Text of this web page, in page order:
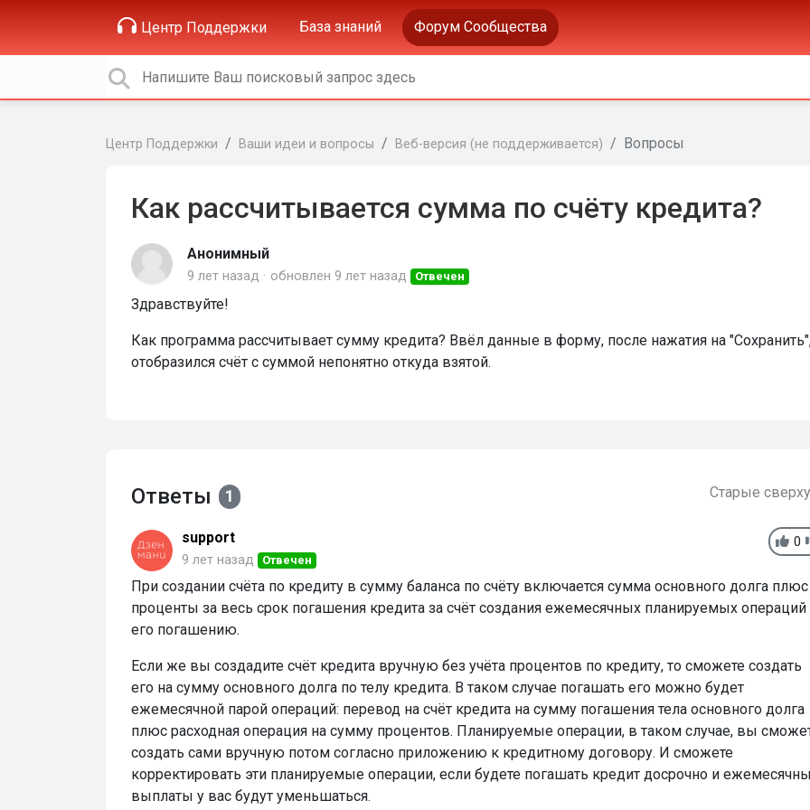
Центр Поддержки База знаний Форум Сообщества
Центр Поддержки Ваши идеи и вопросы Веб-версия (не поддерживается) Вопросы
Как рассчитывается сумма по счёту кредита?
Анонимный
9 лет назад обновлен 9 лет назад Отвечен
Здравствуйте!
Как программа рассчитывает сумму кредита? Ввёл данные в форму, после нажатия на
отобразился счёт с суммой непонятно откуда взятой.
Ответы 1 Старые сверху
0
support
9 лет назад Отвечен
При создании счёта по кредиту в сумму баланса по счёту включается сумма основного долга плюс
проценты за весь срок погашения кредита за счёт создания ежемесячных планируемых операций
его погашению.
Если же вы создадите счёт кредита вручную без учёта процентов по кредиту, то сможете создать
его на сумму основного долга по телу кредита. В таком случае погашать его можно будет
ежемесячной парой операций: перевод на счёт кредита на сумму погашения тела основного долга
плюс расходная операция на сумму процентов. Планируемые операции, в таком случае, вы
создать сами вручную потом согласно приложению к кредитному договору. И сможете
корректировать эти планируемые операции, если будете погашать кредит досрочно и
выплаты у вас будут уменьшаться.